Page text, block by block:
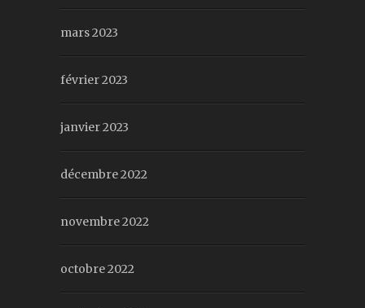
mars 2023
février 2023
janvier 2023
décembre 2022
novembre 2022
octobre 2022